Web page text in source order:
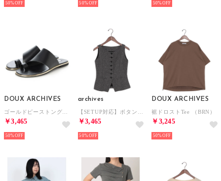
50% 50% 50%
DOUX ARCHIVES
￥3,465
50%
archives
￥3,465
50%
DOUX ARCHIVES
裾ドロストTee （BRN）
￥3,245
50%